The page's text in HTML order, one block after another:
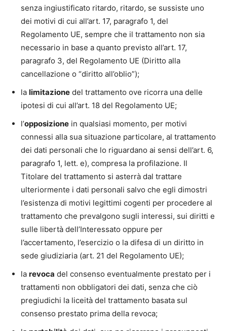
senza ingiustificato ritardo, ritardo, se sussiste uno
dei motivi di cui all’art. 17, paragrafo 1, del
Regolamento UE, sempre che il trattamento non sia
necessario in base a quanto previsto all’art. 17,
paragrafo 3, del Regolamento UE (Diritto alla
cancellazione o “diritto all’oblio”);
la limitazione del trattamento ove ricorra una delle
ipotesi di cui all’art. 18 del Regolamento UE;
l’opposizione in qualsiasi momento, per motivi
connessi alla sua situazione particolare, al trattamento
dei dati personali che lo riguardano ai sensi dell’art. 6,
paragrafo 1, lett. e), compresa la profilazione. Il
Titolare del trattamento si asterrà dal trattare
ulteriormente i dati personali salvo che egli dimostri
l’esistenza di motivi legittimi cogenti per procedere al
trattamento che prevalgono sugli interessi, sui diritti e
sulle libertà dell’Interessato oppure per
l’accertamento, l’esercizio o la difesa di un diritto in
sede giudiziaria (art. 21 del Regolamento UE);
la revoca del consenso eventualmente prestato per i
trattamenti non obbligatori dei dati, senza che ciò
pregiudichi la liceità del trattamento basata sul
consenso prestato prima della revoca;